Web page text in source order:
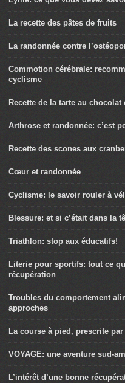
La recette des pâtes de fruits
La randonnée contre
Commotion cérébrale:
cyclisme
Recette de la tarte au
Arthrose et randonnée: c’est
Recette des scones aux
Cœur et randonnée
Cyclisme: le savoir rouler à
Blessure: et si c’était dans la
Triathlon: stop aux éducatifs!
Literie pour sportifs: tout ce
récupération
Troubles du comportement
approches
La course à pied, prescrite
VOYAGE: une aventure sud-
L’intérêt d’une bonne